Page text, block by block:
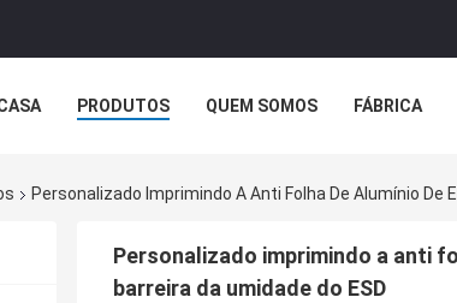
PRODUTOS QUEM SOMOS FÁBRICA
Personalizado Imprimindo A Anti Folha De Alumínio
Personalizado imprimindo a anti
barreira da umidade do ESD